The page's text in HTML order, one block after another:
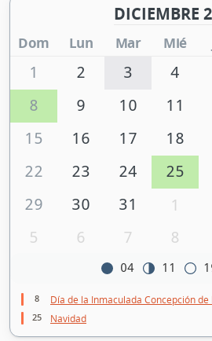
DICIEMBRE
Dom Lun Mar Mié
1 2 3 4
8
9 10 11
15
16 17 18
22
23 24 25
29
30 31 1
5
6 7 8
04 11
8 Día de la Inmaculada Concepción
25 Navidad